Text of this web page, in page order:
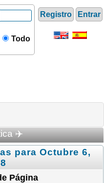
Registro Entrar
Todo
✈️
para Octubre 6,
Página